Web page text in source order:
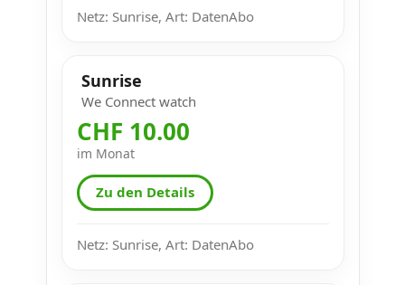
Netz: Sunrise, Art: DatenAbo
Sunrise
We Connect watch
CHF 10.00
im Monat
Zu den Details
Netz: Sunrise, Art: DatenAbo